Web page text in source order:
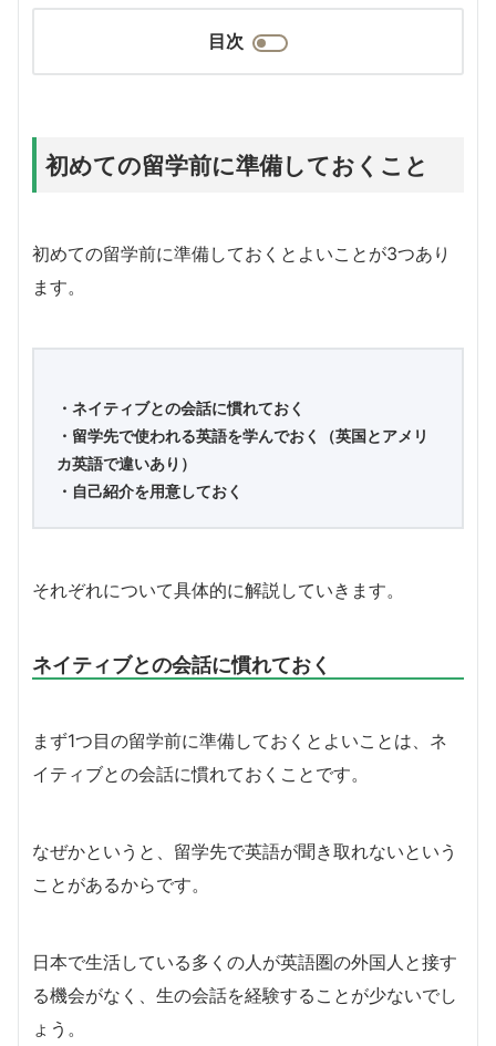
目次
初めての留学前に準備しておくこと
初めての留学前に準備しておくとよいことが3つあり
ます。
・ネイティブとの会話に慣れておく
・留学先で使われる英語を学んでおく（英国とアメリ
カ英語で違いあり）
・自己紹介を用意しておく
それぞれについて具体的に解説していきます。
ネイティブとの会話に慣れておく
まず1つ目の留学前に準備しておくとよいことは、ネ
イティブとの会話に慣れておくことです。
なぜかというと、留学先で英語が聞き取れないという
ことがあるからです。
日本で生活している多くの人が英語圏の外国人と接す
る機会がなく、生の会話を経験することが少ないでし
ょう。